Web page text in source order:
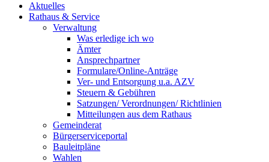
Aktuelles
Rathaus & Service
Verwaltung
Was erledige ich wo
Ämter
Ansprechpartner
Formulare/Online-Anträge
Ver- und Entsorgung u.a. AZV
Steuern & Gebühren
Satzungen/ Verordnungen/ Richtlinien
Mitteilungen aus dem Rathaus
Gemeinderat
Bürgerserviceportal
Bauleitpläne
Wahlen